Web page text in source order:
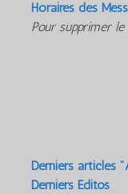
Horaires des
Pour supprimer
Derniers articles
Derniers Editos